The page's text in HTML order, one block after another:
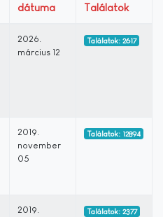
dátuma
Találatok
2026.
március 12
Találatok: 2617
2019.
november
05
Találatok: 12894
2019.
Találatok: 2377